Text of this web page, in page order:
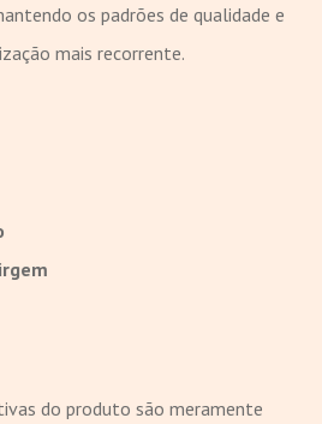
os padrões de qualidade e
mais recorrente.
do produto são meramente